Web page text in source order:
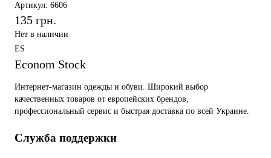
Артикул: 6606
135 грн.
Нет в наличии
ES
Econom Stock
Интернет-магазин одежды и обуви. Широкий выбор
качественных товаров от европейских брендов,
профессиональный сервис и быстрая доставка по всей Украине.
Служба поддержки